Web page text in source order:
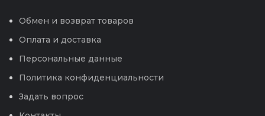
Обмен и возврат товаров
Оплата и доставка
Персональные данные
Политика конфиденциальности
Задать вопрос